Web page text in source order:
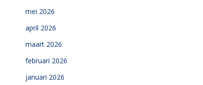
mei 2026
april 2026
maart 2026
februari 2026
januari 2026